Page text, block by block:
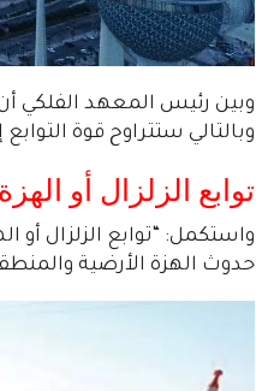
وبين رئيس المعهد الفلكي أن
وبالتالي ستتراوح قوة التوابع إذا
توابع الزلزال أو
واستكمل: “توابع الزلزال أو
حدوث الهزة الأرضية